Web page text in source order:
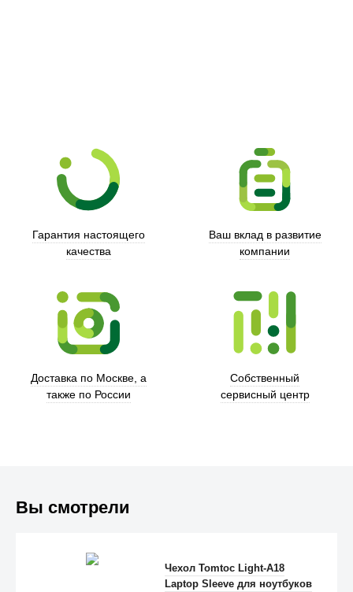
Гарантия настоящего
качества
Ваш вклад в развитие
компании
Доставка по Москве, а
также по России
Собственный
сервисный центр
Вы смотрели
Чехол Tomtoc Light-A18
Laptop Sleeve для ноутбуков